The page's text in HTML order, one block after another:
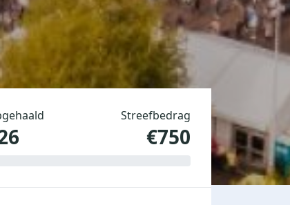
Streefbedrag
€750